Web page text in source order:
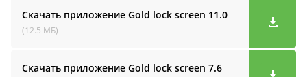
Скачать приложение Gold lock screen 11.0
(12.5 МБ)
Скачать приложение Gold lock screen 7.6